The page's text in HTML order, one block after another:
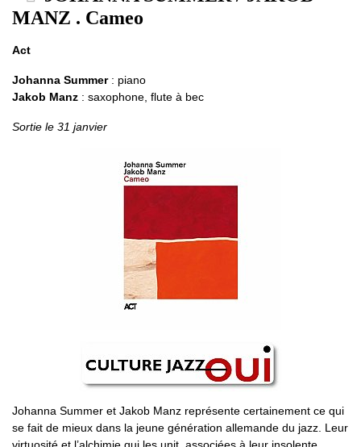
MANZ . Cameo
Act
Johanna Summer: piano
Jakob Manz : saxophone, flute à bec
Sortie le 31 janvier
Johanna Summer et Jakob Manz représente certainement ce qui
se fait de mieux dans la jeune génération allemande du jazz. Leur